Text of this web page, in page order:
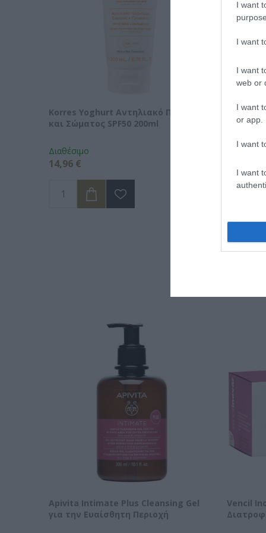
I want
I want
I want
web or
I want
or app.
I want
I want
Korres Yoghurt Αντηλιακό Προσώπου
και Σώματος SPF50 200ml
Διαθέσιμο
14,96 €
Vencil
Ορός
Apivita Intimate Plus Cleansing Gel
για την Ευαίσθητη Περιοχή
Vencil